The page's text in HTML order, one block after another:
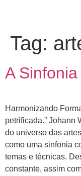
Tag:
A
Harmonizando
petrificada.” Johann
do universo das
como uma sinfonia
temas e técnicas.
constante, assim